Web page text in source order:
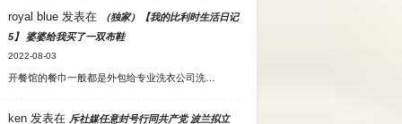
royal blue发表在
（独家）【我的比利时生活日记
5】 婆婆给我买了一双布鞋
2022-08-03
开餐馆的餐巾一般都是外包给专业洗衣公司洗…
ken发表在 斥社媒任意封号行同共产党 波兰拟立